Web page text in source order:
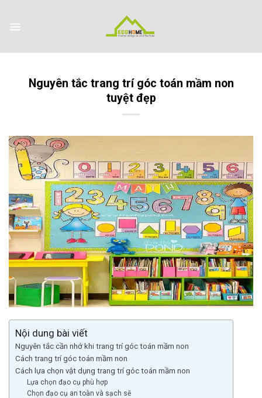
content
Nguyên tắc trang trí góc toán mầm non
tuyệt đẹp
Nội dung bài viết
Nguyên tắc cần nhớ khi trang trí góc toán mầm non
Cách trang trí góc toán mầm non
Cách lựa chọn vật dụng trang trí góc toán mầm non
Lựa chọn đạo cụ phù hợp
Chọn đạo cụ an toàn và sạch sẽ